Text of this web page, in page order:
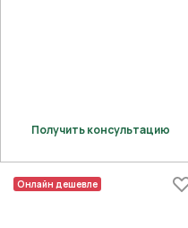
Получить консультацию
Онлайн дешевле